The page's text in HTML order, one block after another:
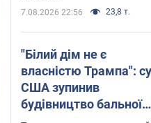
7.08.2026 22:56 23,8 т.
"Білий дім не є
власністю Трампа":
США зупинив
будівництво бальної